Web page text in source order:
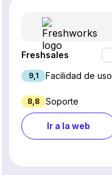
Freshsales
9,1 Facilidad de uso
8,8 Soporte
Ir a la web